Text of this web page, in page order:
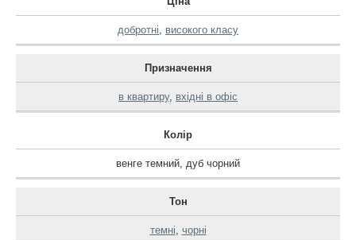
добротні високого класу
Призначення
в квартиру, вхідні в офіс
Колір
венге темний дуб чорний
Тон
темні чорні